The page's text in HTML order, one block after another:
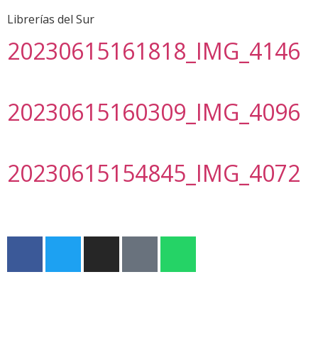
Librerías del Sur
20230615161818_IMG_4146
20230615160309_IMG_4096
20230615154845_IMG_4072